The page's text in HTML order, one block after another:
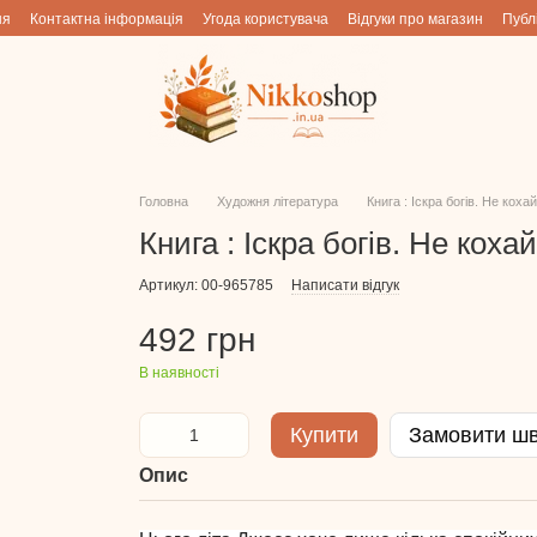
Контактна інформація Угода користувача Відгуки про магазин
Головна Художня література Книга : Іскра богів. Не
Книга : Іскра богів. Не
Артикул: 00-965785 Написати відгук
492 грн
В наявності
Купити Замовити
Опис